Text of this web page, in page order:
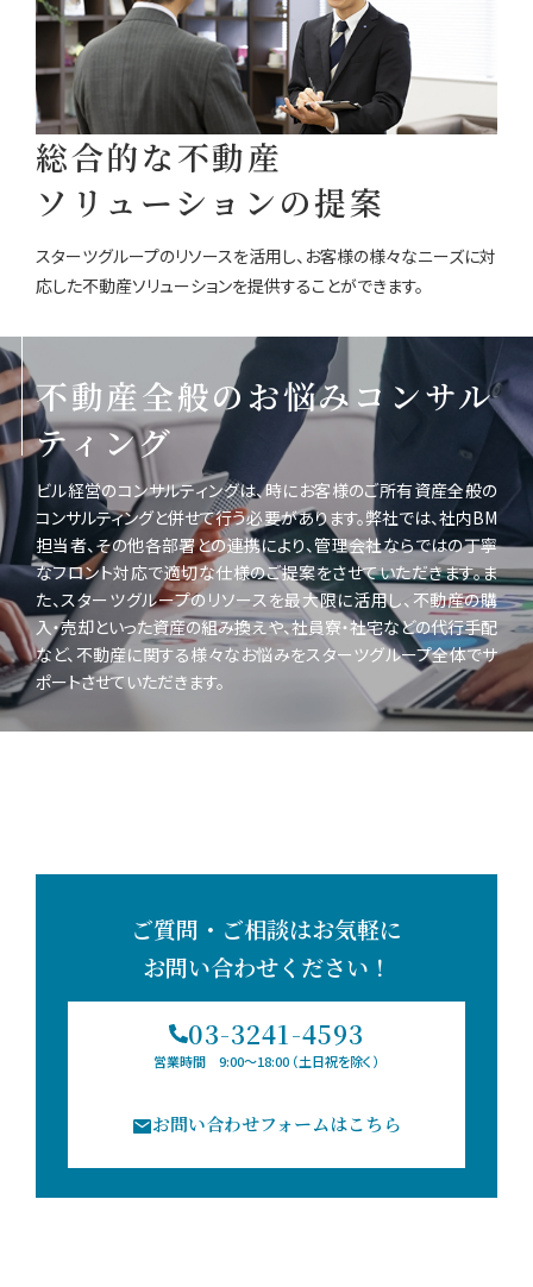
総合的な不動産
ソリューションの提案
スターツグループのリソースを活用し、お客様の様々なニーズに対
応した不動産ソリューションを提供することができます。
不動産全般のお悩みコンサル
ティング
ビル経営のコンサルティングは、時にお客様のご所有資産全般の
コンサルティングと併せて行う必要があります。弊社では、社内BM
担当者、その他各部署との連携により、管理会社ならではの丁寧
なフロント対応で適切な仕様のご提案をさせていただきます。ま
た、スターツグループのリソースを最大限に活用し、不動産の購
入・売却といった資産の組み換えや、社員寮・社宅などの代行手配
など、不動産に関する様々なお悩みをスターツグループ全体でサ
ポートさせていただきます。
ご質問・ご相談はお気軽に
お問い合わせください！
03-3241-4593
営業時間 9:00〜18:00 （土日祝を除く）
お問い合わせフォームはこちら